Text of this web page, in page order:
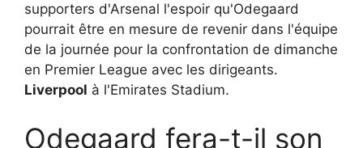
supporters d'Arsenal l'espoir qu'Odegaard
pourrait être en mesure de revenir dans l'équipe
de la journée pour la confrontation de dimanche
en Premier League avec les dirigeants.
Liverpool à l'Emirates Stadium.
Odegaard fera-t-il son